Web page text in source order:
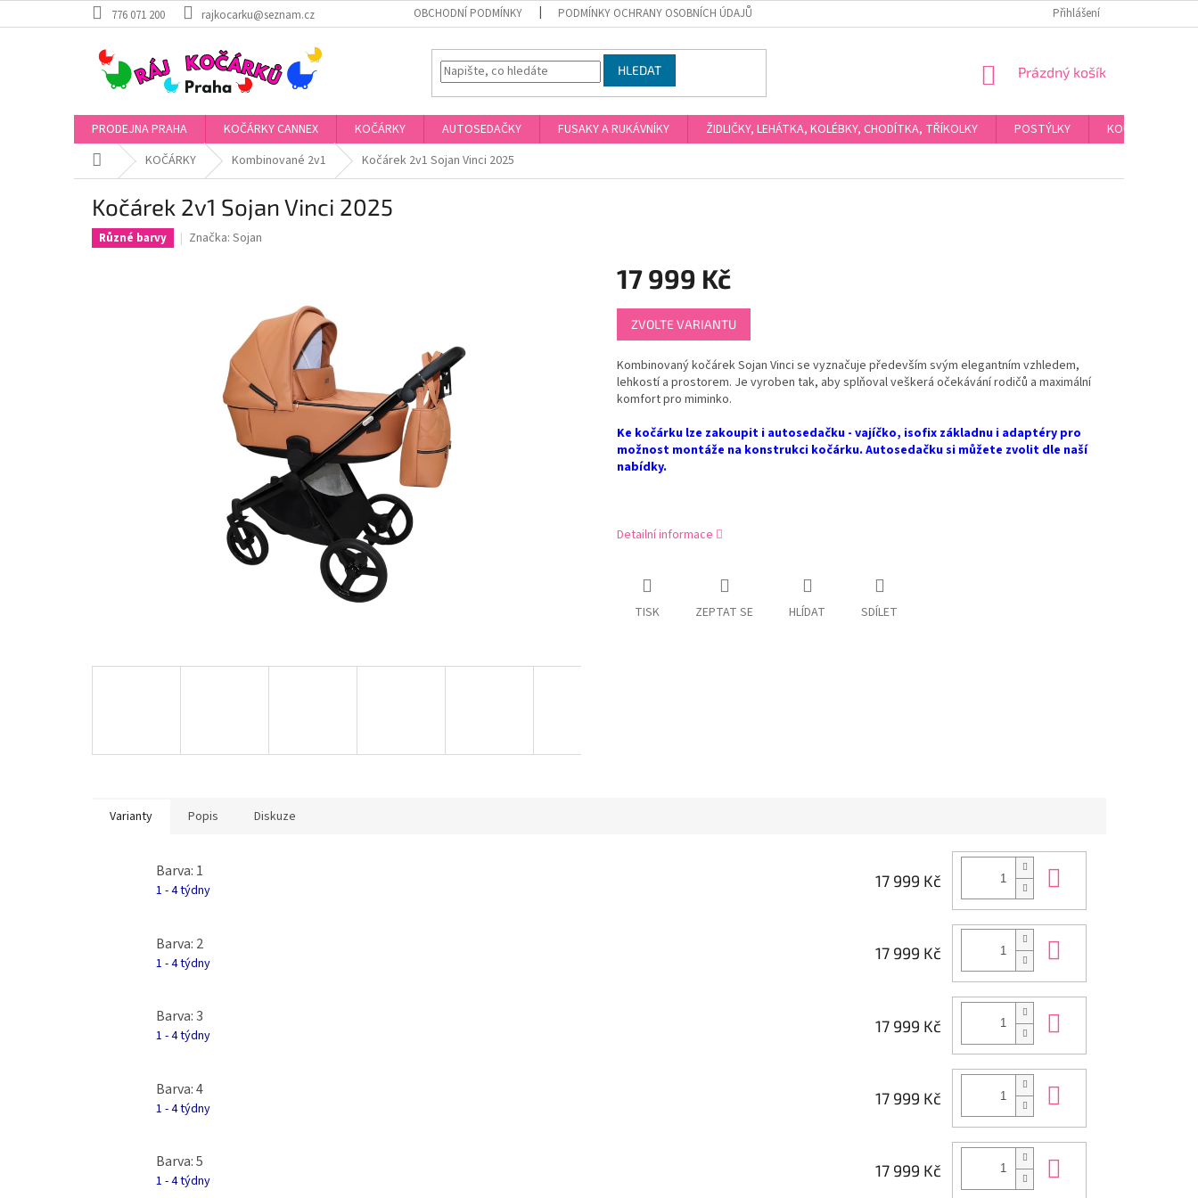
na
776 071 200 rajkocarku@seznam.cz OBCHODNÍ PODMÍNKY PODMÍNKY OCHRANY OSOBNÍCH ÚDAJŮ Přihlášení
HLEDAT
NÁKUPNÍ
Prázdný košík
PRODEJNA PRAHA KOČÁRKY CANNEX KOČÁRKY AUTOSEDAČKY FUSAKY A RUKÁVNÍKY ŽIDLIČKY, LEHÁTKA, KOLÉBKY, CHODÍTKA, TŘÍKOLKY POSTÝLKY
KOUPÁNÍ A
Domů KOČÁRKY Kombinované 2v1 Kočárek 2v1 Sojan Vinci 2025
Kočárek 2v1 Sojan Vinci 2025
Různé barvy Značka: Sojan
17 999 Kč
Měrná
cena:
ZVOLTE VARIANTU
Kombinovaný kočárek Sojan Vinci se vyznačuje především svým elegantním vzhledem,
lehkostí a prostorem. Je vyroben tak, aby splňoval veškerá očekávání rodičů a maximální
komfort pro miminko.
Ke kočárku lze zakoupit i autosedačku - vajíčko, isofix základnu i adaptéry pro
možnost montáže na konstrukci kočárku. Autosedačku si můžete zvolit dle naší
nabídky.
Detailní informace
TISK ZEPTAT SE HLÍDAT SDÍLET
Varianty Popis Diskuze
Barva: 1
1 - 4 týdny
17 999 Kč
Barva: 2
1 - 4 týdny
17 999 Kč
Barva: 3
1 - 4 týdny
17 999 Kč
Barva: 4
1 - 4 týdny
17 999 Kč
Barva: 5
1 - 4 týdny
17 999 Kč